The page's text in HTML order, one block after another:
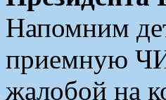
Напомним
приемную
жалобой на